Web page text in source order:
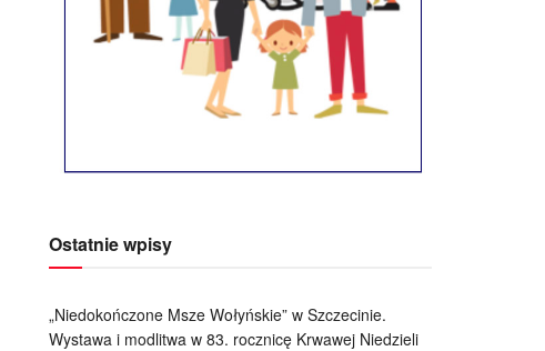
Ostatnie wpisy
„Niedokończone Msze Wołyńskie” w Szczecinie.
Wystawa i modlitwa w 83. rocznicę Krwawej Niedzieli